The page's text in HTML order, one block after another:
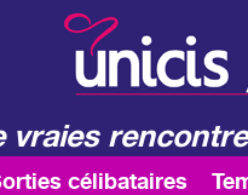
vraies
célibataires